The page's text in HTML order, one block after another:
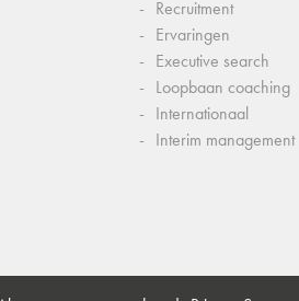
Recruitment
Ervaringen
Executive search
Loopbaan coaching
Internationaal
Interim management